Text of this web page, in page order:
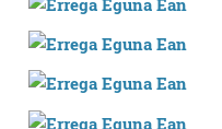
buruzko informazio
datuen atalean. Edozein
zure baimena Cookieen
Webgune honek cookie